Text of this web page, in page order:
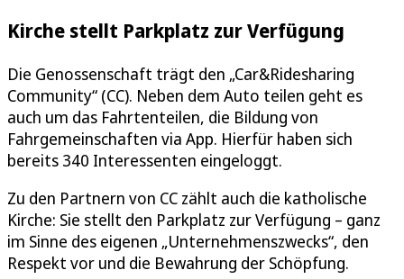
Kirche stellt Parkplatz zur Verfügung
Die Genossenschaft trägt den „Car&Ridesharing
Community“ (CC). Neben dem Auto teilen geht es
auch um das Fahrtenteilen, die Bildung von
Fahrgemeinschaften via App. Hierfür haben sich
bereits 340 Interessenten eingeloggt.
Zu den Partnern von CC zählt auch die katholische
Kirche: Sie stellt den Parkplatz zur Verfügung – ganz
im Sinne des eigenen „Unternehmenszwecks“, den
Respekt vor und die Bewahrung der Schöpfung.